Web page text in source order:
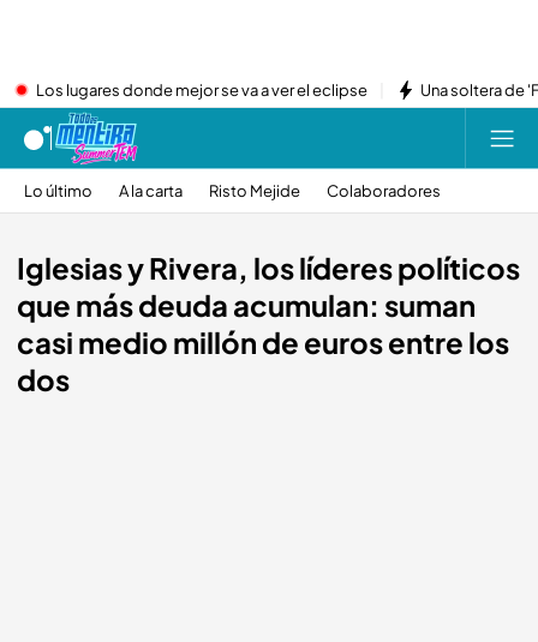
Los lugares donde mejor se va a ver el eclipse Una soltera de
Lo último A la carta Risto Mejide Colaboradores
Iglesias y Rivera, los líderes políticos
que más deuda acumulan: suman
casi medio millón de euros entre los
dos